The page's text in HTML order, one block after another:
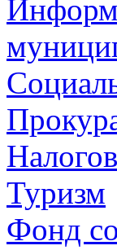
Туризм
Фонд